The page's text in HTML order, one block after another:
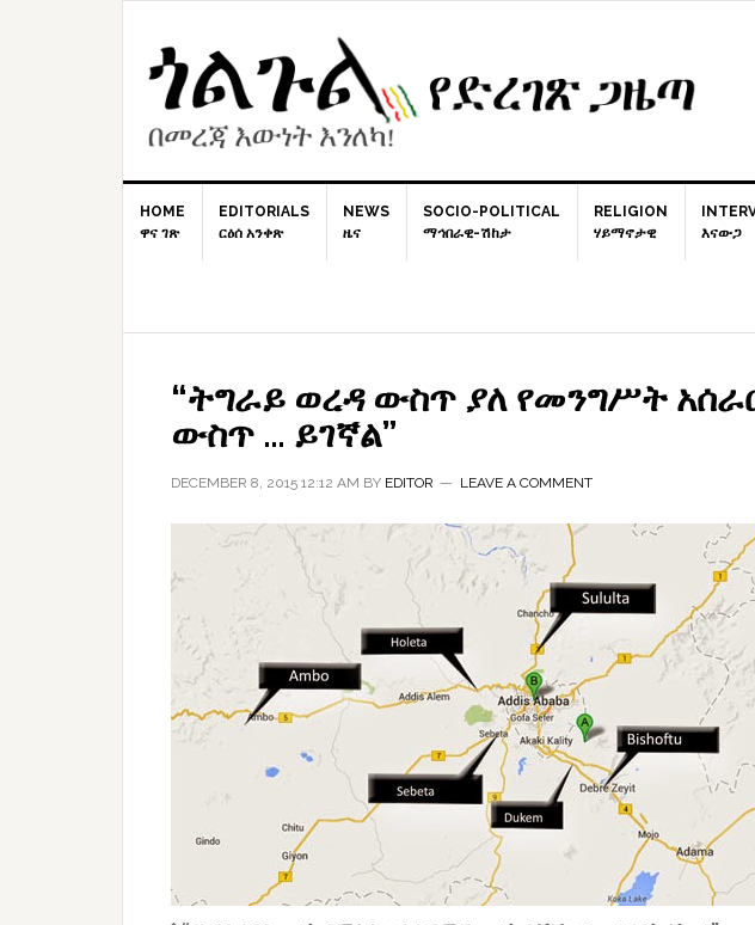
HOME
ዋና ገጽ
EDITORIALS
ርዕሰ አንቀጽ
NEWS
ዜና
SOCIO-POLITICAL
ማኅበራዊ-ሽከታ
RELIGION
ሃይማኖታዊ
እናውጋ
“ትግራይ ወረዳ ውስጥ ያለ የመንግሥት
ውስጥ … ይገኛል”
DECEMBER 8, 2015 12:12 AM BY EDITOR LEAVE A COMMENT